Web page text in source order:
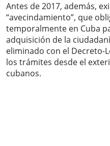
Antes de 2017, además,
“avecindamiento”, que
temporalmente en Cuba
adquisición de la
eliminado con el Decreto-
los trámites desde el
cubanos.